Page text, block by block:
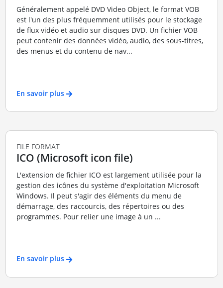
Généralement appelé DVD Video Object, le format VOB
est l'un des plus fréquemment utilisés pour le stockage
de flux vidéo et audio sur disques DVD. Un fichier VOB
peut contenir des données vidéo, audio, des sous-titres,
des menus et du contenu de nav...
En savoir plus
FILE FORMAT
ICO (Microsoft icon file)
L'extension de fichier ICO est largement utilisée pour la
gestion des icônes du système d'exploitation Microsoft
Windows. Il peut s'agir des éléments du menu de
démarrage, des raccourcis, des répertoires ou des
programmes. Pour relier une image à un ...
En savoir plus